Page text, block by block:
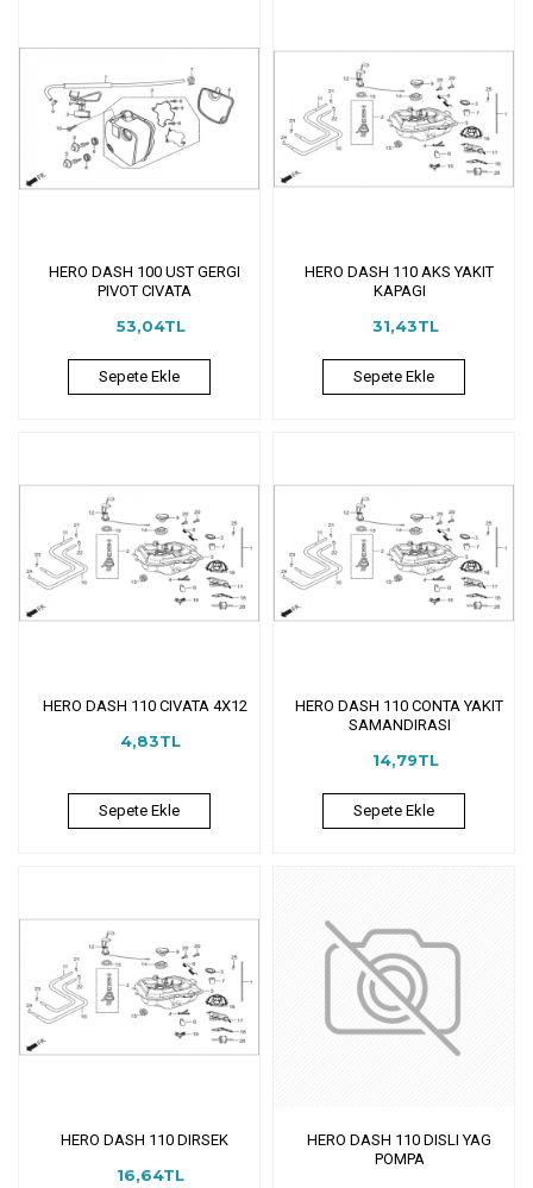
HERO DASH 100 UST GERGI
PIVOT CIVATA
53,04TL
Sepete Ekle
HERO DASH 110 AKS YAKIT
KAPAGI
31,43TL
Sepete Ekle
HERO DASH 110 CIVATA 4X12
4,83TL
Sepete Ekle
HERO DASH 110 CONTA YAKIT
SAMANDIRASI
14,79TL
Sepete Ekle
HERO DASH 110 DIRSEK
16,64TL
HERO DASH 110 DISLI YAG
POMPA